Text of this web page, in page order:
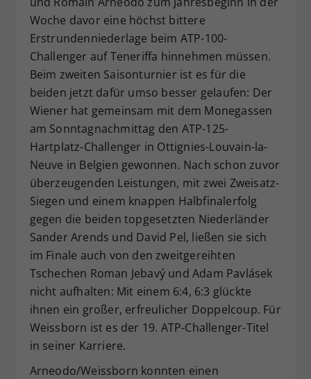
Woche davor eine höchst bittere
Erstrundenniederlage beim ATP-100-
Challenger auf Teneriffa hinnehmen müssen.
Beim zweiten Saisonturnier ist es für die
beiden jetzt dafür umso besser gelaufen: Der
Wiener hat gemeinsam mit dem Monegassen
am Sonntagnachmittag den ATP-125-
Hartplatz-Challenger in Ottignies-Louvain-la-
Neuve in Belgien gewonnen. Nach schon zuvor
überzeugenden Leistungen, mit zwei Zweisatz-
Siegen und einem knappen Halbfinalerfolg
gegen die beiden topgesetzten Niederländer
Sander Arends und David Pel, ließen sie sich
im Finale auch von den zweitgereihten
Tschechen Roman Jebavý und Adam Pavlásek
nicht aufhalten: Mit einem 6:4, 6:3 glückte
ihnen ein großer, erfreulicher Doppelcoup. Für
Weissborn ist es der 19. ATP-Challenger-Titel
in seiner Karriere.
Arneodo/Weissborn konnten einen
Zweck
Dieser Wert speichert Ihre Consent-
Einstellungen. Unter anderem eine
zufällig generierte ID, für die
historische Speicherung Ihrer
vorgenommen Einstellungen, falls der
Webseiten-Betreiber dies eingestellt
hat.